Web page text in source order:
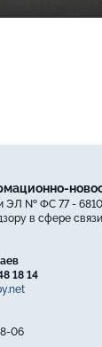
ЭЛ № ФС 77 -
в сфере
18 14
06